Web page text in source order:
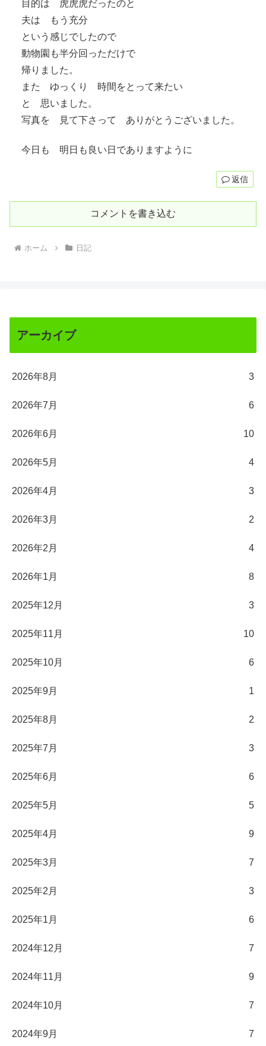
目的は 虎虎虎だったのと
夫は もう充分
という感じでしたので
動物園も半分回っただけで
帰りました。
また ゆっくり 時間をとって来たい
と 思いました。
写真を 見て下さって ありがとうございました。
今日も 明日も良い日でありますように
返信
コメントを書き込む
ホーム 日記
アーカイブ
2026年8月 3
2026年7月 6
2026年6月 10
2026年5月 4
2026年4月 3
2026年3月 2
2026年2月 4
2026年1月 8
2025年12月 3
2025年11月 10
2025年10月 6
2025年9月 1
2025年8月 2
2025年7月 3
2025年6月 6
2025年5月 5
2025年4月 9
2025年3月 7
2025年2月 3
2025年1月 6
2024年12月 7
2024年11月 9
2024年10月 7
2024年9月 7